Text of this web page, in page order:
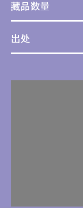
各不相同，增加
寧的收音機專為
收暢通無阻。一
產，以適應當地
機品質之上乘
藏品数量
出处